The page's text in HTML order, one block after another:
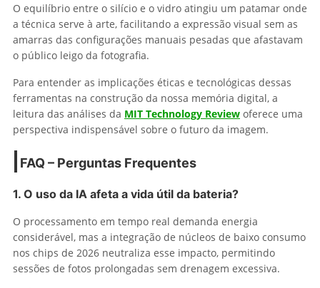
O equilíbrio entre o silício e o vidro atingiu um patamar onde
a técnica serve à arte, facilitando a expressão visual sem as
amarras das configurações manuais pesadas que afastavam
o público leigo da fotografia.
Para entender as implicações éticas e tecnológicas dessas
ferramentas na construção da nossa memória digital, a
leitura das análises da MIT Technology Review oferece uma
perspectiva indispensável sobre o futuro da imagem.
FAQ – Perguntas Frequentes
1. O uso da IA afeta a vida útil da bateria?
O processamento em tempo real demanda energia
considerável, mas a integração de núcleos de baixo consumo
nos chips de 2026 neutraliza esse impacto, permitindo
sessões de fotos prolongadas sem drenagem excessiva.